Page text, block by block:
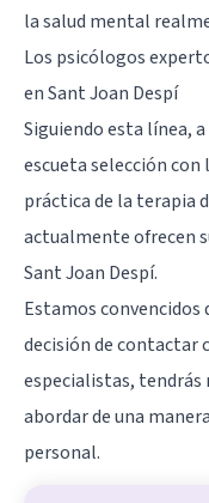
la salud mental
Los psicólogos
en Sant Joan Despí
Siguiendo esta línea,
escueta selección
práctica de la terapia
actualmente ofrecen
Sant Joan Despí.
Estamos
decisión de contactar
especialistas, tendrás
abordar de una
personal.